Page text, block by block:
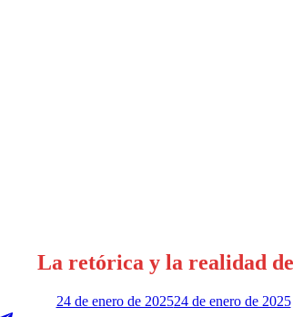
La retórica y la realidad
24 de enero de 202524 de enero de 2025